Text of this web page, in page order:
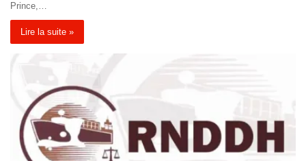
Prince,…
Lire la suite »